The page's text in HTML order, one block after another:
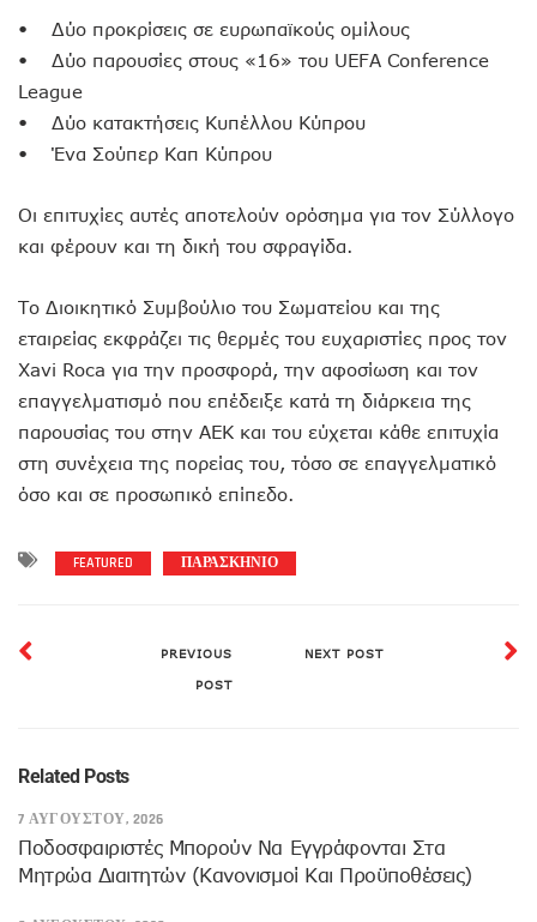
• Δύο προκρίσεις σε ευρωπαϊκούς ομίλους
• Δύο παρουσίες στους «16» του UEFA Conference
League
• Δύο κατακτήσεις Κυπέλλου Κύπρου
• Ένα Σούπερ Καπ Κύπρου
Οι επιτυχίες αυτές αποτελούν ορόσημα για τον Σύλλογο
και φέρουν και τη δική του σφραγίδα.
Το Διοικητικό Συμβούλιο του Σωματείου και της
εταιρείας εκφράζει τις θερμές του ευχαριστίες προς τον
Xavi Roca για την προσφορά, την αφοσίωση και τον
επαγγελματισμό που επέδειξε κατά τη διάρκεια της
παρουσίας του στην ΑΕΚ και του εύχεται κάθε επιτυχία
στη συνέχεια της πορείας του, τόσο σε επαγγελματικό
όσο και σε προσωπικό επίπεδο.
FEATURED ΠΑΡΑΣΚΗΝΙΟ
PREVIOUS
POST
NEXT POST
Related Posts
7 ΑΥΓΟΎΣΤΟΥ, 2026
Ποδοσφαιριστές Μπορούν Να Εγγράφονται Στα
Μητρώα Διαιτητών (κανονισμοί Και Προϋποθέσεις)